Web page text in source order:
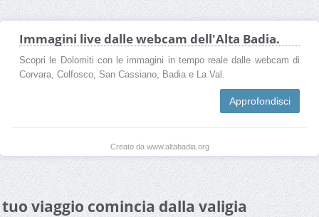
Immagini live dalle webcam dell'Alta Badia.
Scopri le Dolomiti con le immagini in tempo reale dalle webcam di
Corvara, Colfosco, San Cassiano, Badia e La Val.
Approfondisci
Creato da www.altabadia.org
viaggio comincia dalla valigia